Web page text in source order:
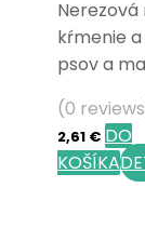
Nerezová
kŕmenie
psov a
(0
2,61 € DO
KOŠÍKA